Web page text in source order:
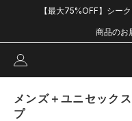
【最大75%OFF】シー
商品のお
メンズ＋ユニセック
プ